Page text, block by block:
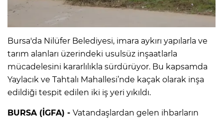
Bursa'da Nilüfer Belediyesi, imara aykırı yapılarla ve
tarım alanları üzerindeki usulsüz inşaatlarla
mücadelesini kararlılıkla sürdürüyor. Bu kapsamda
Yaylacık ve Tahtalı Mahallesi’nde kaçak olarak inşa
edildiği tespit edilen iki iş yeri yıkıldı.
BURSA (İGFA) - Vatandaşlardan gelen ihbarların